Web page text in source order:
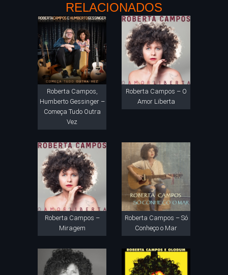
RELACIONADOS
Roberta Campos,
Humberto Gessinger –
Começa Tudo Outra
Vez
Roberta Campos – O
Amor Liberta
Roberta Campos –
Miragem
Roberta Campos – Só
Conheço o Mar